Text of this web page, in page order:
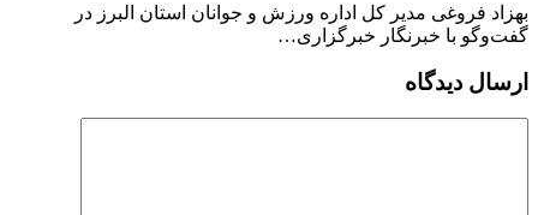
بهزاد فروغی مدیر کل اداره ورزش و جوانان استان البرز در
گفت‌وگو با خبرنگار خبرگزاری…
ارسال دیدگاه